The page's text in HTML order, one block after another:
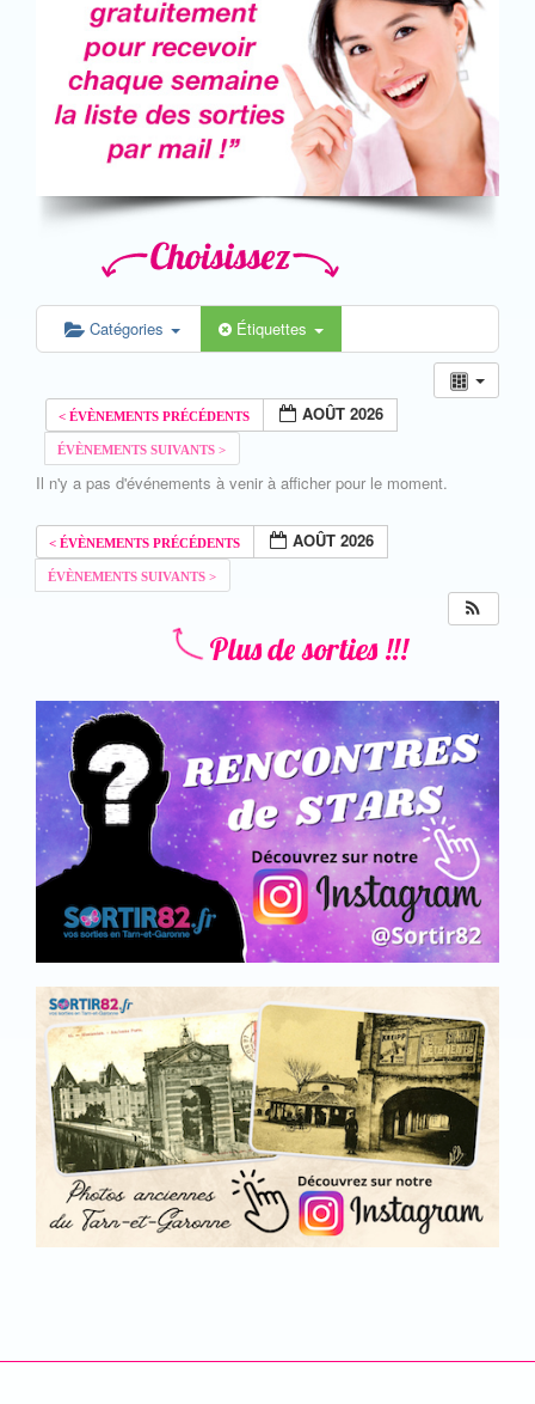
Catégories Étiquettes
AOÛT 2026
Il n'y a pas d'événements à venir à afficher pour le moment.
AOÛT 2026